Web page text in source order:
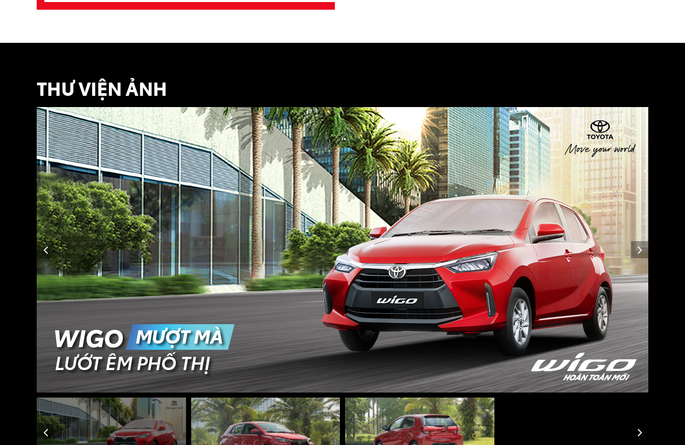
THƯ VIỆN ẢNH